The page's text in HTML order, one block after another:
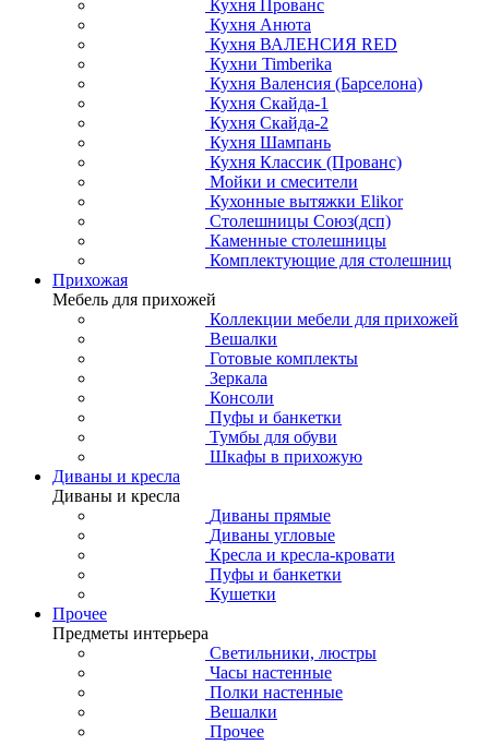
Кухня Прованс
Кухня Анюта
Кухня ВАЛЕНСИЯ RED
Кухни Timberika
Кухня Валенсия (Барселона)
Кухня Скайда-1
Кухня Скайда-2
Кухня Шампань
Кухня Классик (Прованс)
Мойки и смесители
Кухонные вытяжки Elikor
Столешницы Союз(дсп)
Каменные столешницы
Комплектующие для столешниц
Прихожая
Мебель для прихожей
Коллекции мебели для прихожей
Вешалки
Готовые комплекты
Зеркала
Консоли
Пуфы и банкетки
Тумбы для обуви
Шкафы в прихожую
Диваны и кресла
Диваны и кресла
Диваны прямые
Диваны угловые
Кресла и кресла-кровати
Пуфы и банкетки
Кушетки
Прочее
Предметы интерьера
Светильники, люстры
Часы настенные
Полки настенные
Вешалки
Прочее